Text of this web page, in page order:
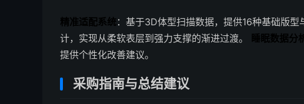
精准适配系统：基于3D体型扫描数据，提供16种基础版型
计，实现从柔软表层到强力支撑的渐进过渡。
睡眠数据分
提供个性化改善建议。
采购指南与总结建议